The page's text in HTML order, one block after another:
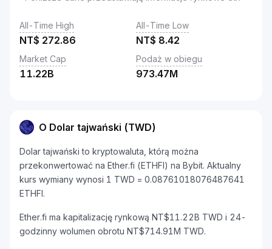
All-Time High
NT$ 272.86
All-Time Low
NT$ 8.42
Market Cap
11.22B
Podaż w obiegu
973.47M
O Dolar tajwański (TWD)
Dolar tajwański to kryptowaluta, którą można
przekonwertować na Ether.fi (ETHFI) na Bybit. Aktualny
kurs wymiany wynosi 1 TWD = 0.08761018076487641
ETHFI.
Ether.fi ma kapitalizację rynkową NT$11.22B TWD i 24-
godzinny wolumen obrotu NT$714.91M TWD.